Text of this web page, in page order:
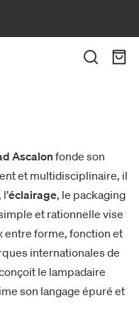
Ascalonfonde son
et multidisciplinaire, il
l’éclairage, le packaging
et rationnelle vise
entre forme, fonction et
internationales de
le lampadaire
son langage épuré et